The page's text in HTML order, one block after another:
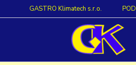
GASTRO Klimatech s.r.o.